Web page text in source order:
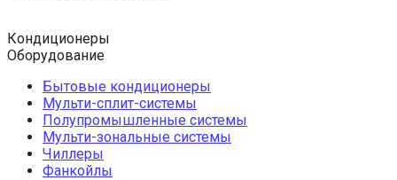
Кондиционеры
Оборудование
Бытовые кондиционеры
Мульти-сплит-системы
Полупромышленные системы
Мульти-зональные системы
Чиллеры
Фанкойлы